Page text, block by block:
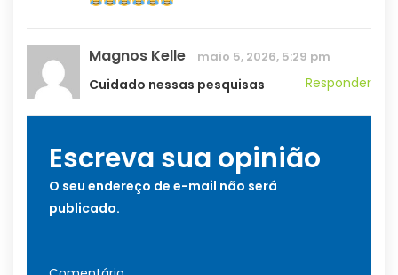
Magnos Kelle maio 5, 2026, 5:29 pm
Responder
Cuidado nessas pesquisas
Escreva sua opinião
O seu endereço de e-mail não será
publicado.